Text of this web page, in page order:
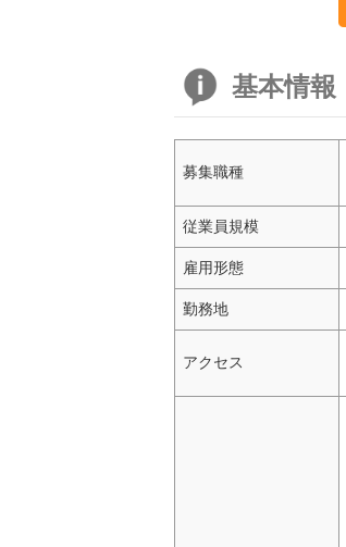
基本情報
募集職種
従業員規模
雇用形態
勤務地
アクセス